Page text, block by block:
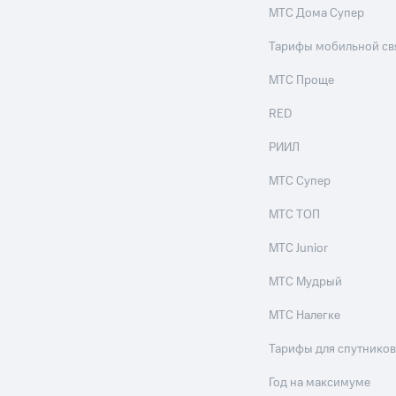
МТС Дома Супер
Тарифы мобильной
МТС Проще
RED
РИИЛ
МТС Супер
МТС ТОП
МТС Junior
МТС Мудрый
МТС Налегке
Тарифы для
Год на максимуме